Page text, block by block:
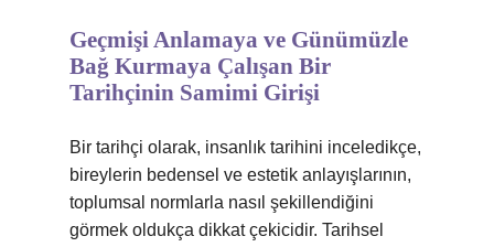
Geçmişi Anlamaya ve Günümüzle
Bağ Kurmaya Çalışan Bir
Tarihçinin Samimi Girişi
Bir tarihçi olarak, insanlık tarihini inceledikçe,
bireylerin bedensel ve estetik anlayışlarının,
toplumsal normlarla nasıl şekillendiğini
görmek oldukça dikkat çekicidir. Tarihsel